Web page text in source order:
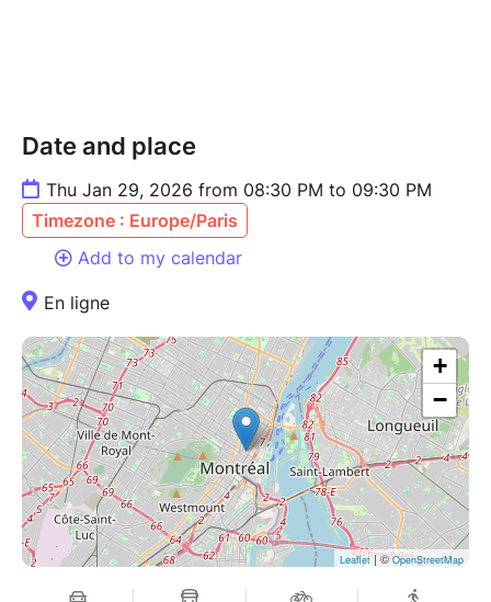
Vous vivrez également de petits exercices simples,
réalistes et ludiques, à tester dès le soir même.
Une session pour remettre du lien, de la confiance et
Date and place
Thu Jan 29, 2026 from 08:30 PM to 09:30 PM
Timezone : Europe/Paris
Add to my calendar
En ligne
+
−
Leaflet| ©OpenStreetMap